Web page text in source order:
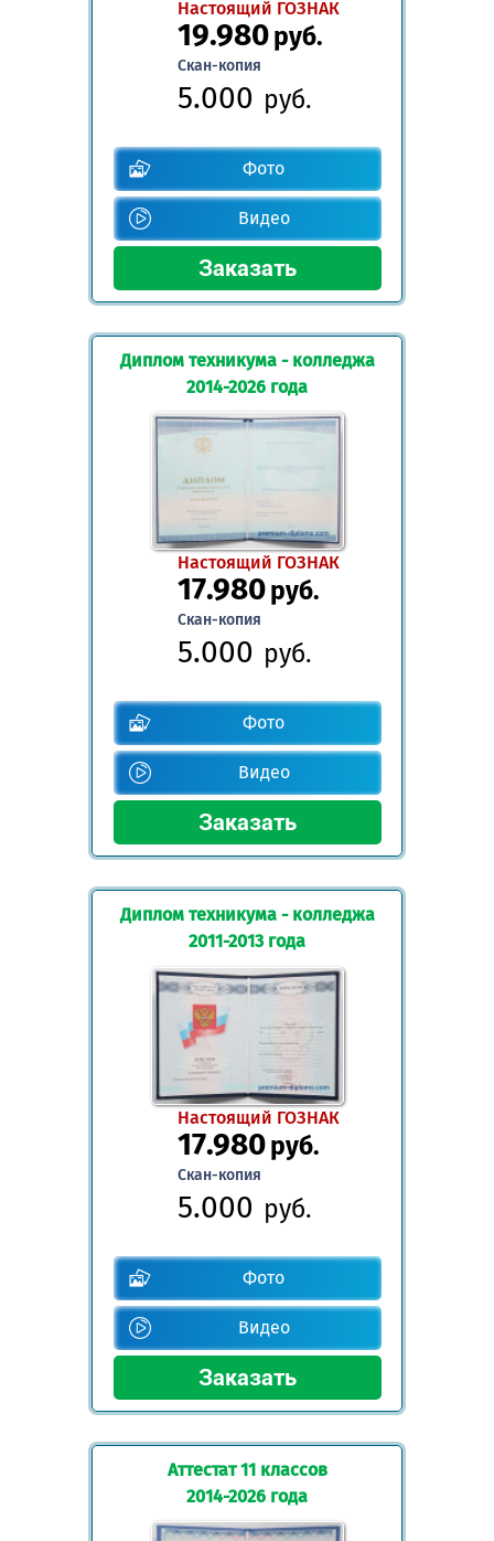
Настоящий ГОЗНАК
19.980руб.
Скан-копия
5.000 руб.
Фото
Видео
Диплом техникума - колледжа
2014-2026 года
Настоящий ГОЗНАК
17.980руб.
Скан-копия
5.000 руб.
Фото
Видео
Диплом техникума - колледжа
2011-2013 года
Настоящий ГОЗНАК
17.980руб.
Скан-копия
5.000 руб.
Фото
Видео
Аттестат 11 классов
2014-2026 года